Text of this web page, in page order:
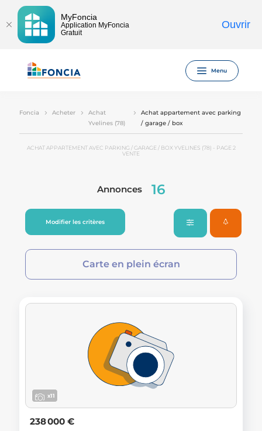
MyFoncia
Application MyFoncia
Gratuit
Ouvrir
Menu
Foncia Acheter
Achat
Yvelines (78)
Achat appartement avec parking
/ garage / box
ACHAT APPARTEMENT AVEC PARKING / GARAGE / BOX YVELINES (78) - PAGE 2
VENTE
Annonces 16
Modifier les critères
Carte en plein écran
x11
238 000 €